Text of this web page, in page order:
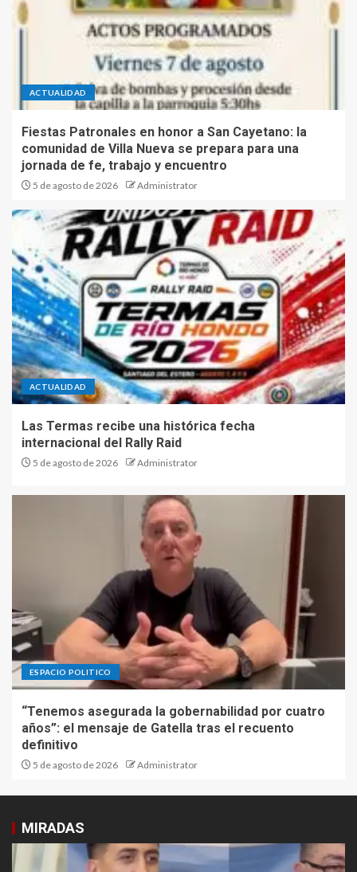
ACTUALIDAD
Fiestas Patronales en honor a San Cayetano: la
comunidad de Villa Nueva se prepara para una
jornada de fe, trabajo y encuentro
5 de agosto de 2026 Administrator
ACTUALIDAD
Las Termas recibe una histórica fecha
internacional del Rally Raid
5 de agosto de 2026 Administrator
ESPACIO POLITICO
“Tenemos asegurada la gobernabilidad por cuatro
años”: el mensaje de Gatella tras el recuento
definitivo
5 de agosto de 2026 Administrator
MIRADAS